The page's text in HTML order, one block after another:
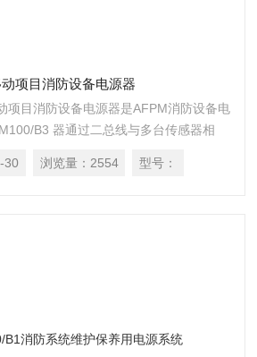
项目消防设备电源器
项目消防设备电源器是AFPM消防设备电
B3 器通过二总线与多台传感器相
30 浏览量： 2554 型号：